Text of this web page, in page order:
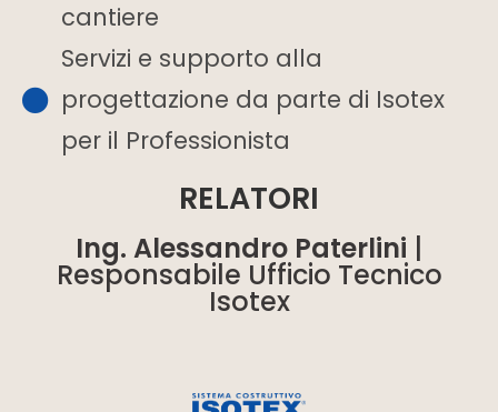
cantiere
Servizi e supporto alla
progettazione da parte di Isotex
per il Professionista
RELATORI
Ing. Alessandro Paterlini |
Responsabile Ufficio Tecnico
Isotex